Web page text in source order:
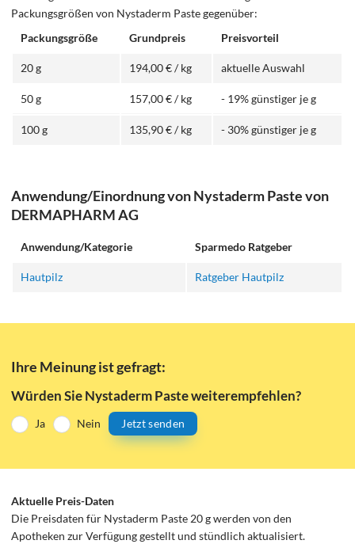
Packungsgrößen von Nystaderm Paste gegenüber:
Packungsgröße
Grundpreis Preisvorteil
20 g 194,00 € / kg aktuelle Auswahl
50 g 157,00 € / kg - 19% günstiger je g
100 g 135,90 € / kg - 30% günstiger je g
Anwendung/Einordnung von Nystaderm Paste von
DERMAPHARM AG
Anwendung/Kategorie Sparmedo Ratgeber
Hautpilz Ratgeber Hautpilz
Ihre Meinung ist gefragt:
Würden Sie Nystaderm Paste weiterempfehlen?
Ja Nein Jetzt senden
Aktuelle Preis-Daten
Die Preisdaten für Nystaderm Paste 20 g werden von den
Apotheken zur Verfügung gestellt und stündlich aktualisiert.